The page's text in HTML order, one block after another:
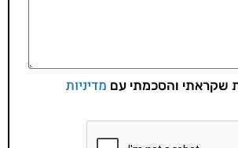
שקראתי והסכמתי עם מדיניות